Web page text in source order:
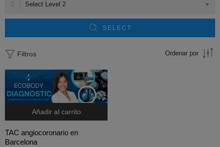
Select Level 2
SELECT
Filtros Ordenar por
Añadir al carrito
TAC angiocoronario en
Barcelona